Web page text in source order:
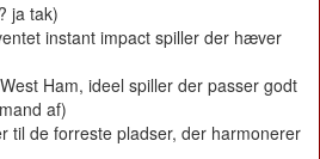
ja tak)
instant impact spiller der hæver
Ham, ideel spiller der passer godt
af)
til de forreste pladser, der harmonerer